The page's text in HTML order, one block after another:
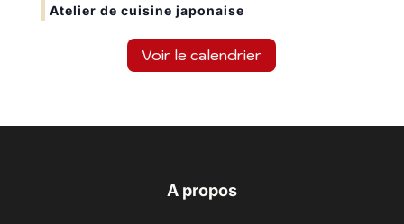
Atelier de cuisine japonaise
Voir le calendrier
A propos